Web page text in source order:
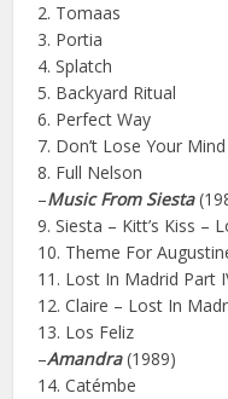
2. Tomaas
3. Portia
4. Splatch
5. Backyard Ritual
6. Perfect Way
7. Don’t Lose Your Mind
8. Full Nelson
–Music From Siesta
9. Siesta – Kitt’s Kiss –
10. Theme For
11. Lost In Madrid Part
12. Claire – Lost In
13. Los Feliz
–Amandra(1989)
14. Catémbe